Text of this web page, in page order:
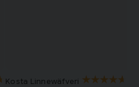
Kosta Linnewäfveri